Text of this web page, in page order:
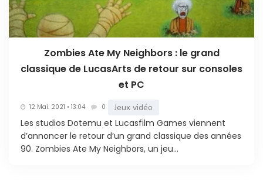
Zombies Ate My Neighbors : le grand
classique de LucasArts de retour sur consoles
et PC
12 Mai. 2021 • 13:04 0 Jeux vidéo
Les studios Dotemu et Lucasfilm Games viennent
d’annoncer le retour d’un grand classique des années
90. Zombies Ate My Neighbors, un jeu...